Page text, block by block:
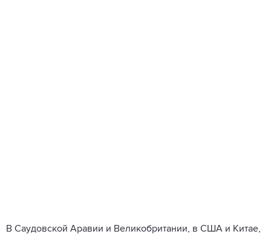
В Саудовской Аравии и Великобритании, в США и Китае,